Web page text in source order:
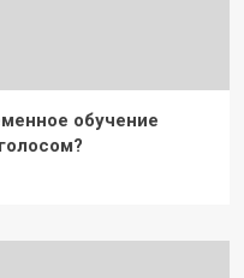
обучение